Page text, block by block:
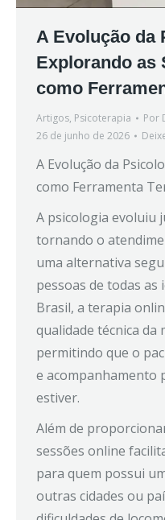
A Evolução da
Explorando as
como
Artigos, Psicoterapia Por
26 de junho de 2026
A Evolução da
como Ferramenta
A psicologia evoluiu
tornando o
uma alternativa
pessoas de todas as
Brasil, a terapia
qualidade técnica da
permitindo que o
e acompanhamento
estiver.
Além de
sessões online
para quem possui
outras cidades ou